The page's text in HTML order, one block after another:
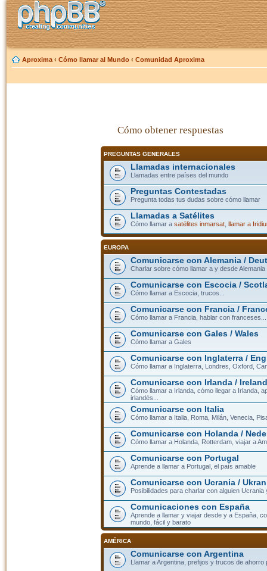
Aproxima ‹ Cómo llamar al Mundo ‹ Comunidad Aproxima
Cómo obtener respuestas
PREGUNTAS GENERALES
Llamadas internacionales
Llamadas entre países del mundo
Preguntas Contestadas
Pregunta todas tus dudas sobre cómo llamar
Llamadas a Satélites
Cómo llamar a satélites inmarsat, llamar a
EUROPA
Comunicarse con Alemania /
Charlar sobre cómo llamar a y desde Alemania
Comunicarse con Escocia /
Cómo llamar a Escocia, trucos...
Comunicarse con Francia /
Cómo llamar a Francia, hablar con franceses...
Comunicarse con Gales / Wales
Cómo llamar a Gales
Comunicarse con Inglaterra /
Cómo llamar a Inglaterra, Londres, Oxford,
Comunicarse con Irlanda / Ireland
Cómo llamar a Irlanda, cómo llegar a Irlanda,
irlandés...
Comunicarse con Italia
Cómo llamar a Italia, Roma, Milán, Venecia,
Comunicarse con Holanda /
Cómo llamar a Holanda, Rotterdam, viajar a
Comunicarse con Portugal
Aprende a llamar a Portugal, el país amable
Comunicarse con Ucrania /
Posibilidades para charlar con alguien Ucrania
Comunicaciones con España
Aprende a llamar y viajar desde y a España,
mundo, fácil y barato
AMÉRICA
Comunicarse con Argentina
Llamar a Argentina, prefijos y trucos de ahorro